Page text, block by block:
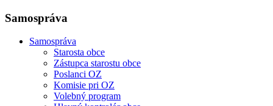
Samospráva
Samospráva
Starosta obce
Zástupca starostu obce
Poslanci OZ
Komisie pri OZ
Volebný program